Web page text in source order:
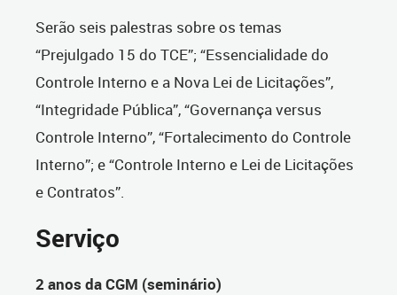
Serão seis palestras sobre os temas
“Prejulgado 15 do TCE”; “Essencialidade do
Controle Interno e a Nova Lei de Licitações”,
“Integridade Pública”, “Governança versus
Controle Interno”, “Fortalecimento do Controle
Interno”; e “Controle Interno e Lei de Licitações
e Contratos”.
Serviço
2 anos da CGM (seminário)